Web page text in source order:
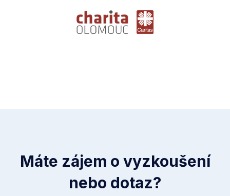
Máte zájem o vyzkoušení
nebo dotaz?